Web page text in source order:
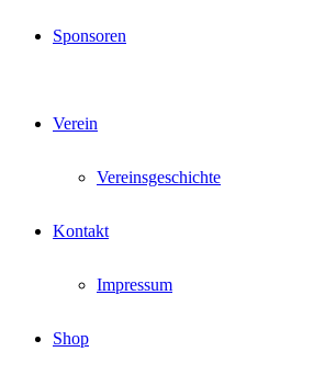
Sponsoren
Verein
Vereinsgeschichte
Kontakt
Impressum
Shop